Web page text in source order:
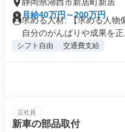
月給40万円～200万円
求める人材: 【求める人物
自分のがんばりや成果を正
シフト自由 交通費支給
正社員
新車の部品取付